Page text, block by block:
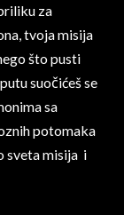
za
tvoja misija
što pusti
suočićeš se
sa
potomaka
sveta misija i